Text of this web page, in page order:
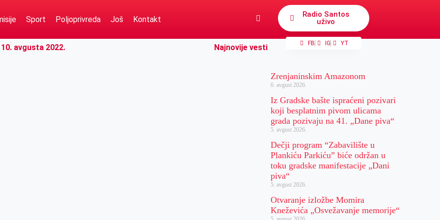
Sport Poljoprivreda Još Kontakt
Radio Santos
uživo
FB IG YT
avgusta 2022. Najnovije vesti
Zrenjaninskim Amazonom
6. avgust 2026.
Iz Gradske bašte ispraćeni pozivari
koji besplatnim pivom ulicama
grada pozivaju na 41. „Dane piva“
5. avgust 2026.
Dečji program “Zabavilište u
Plankiću Parkiću” biće održan u
toku gradske manifestacije „Dani
piva“
5. avgust 2026.
Otvaranje izložbe Momira
Kneževića „Osvežavanje memorije“